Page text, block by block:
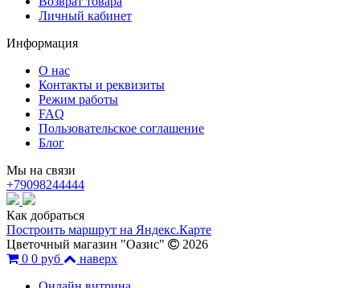
Личный кабинет
Информация
О нас
Контакты и реквизиты
Режим работы
FAQ
Пользовательское соглашение
Блог
Мы на связи
+79098244444
Как добраться
Построить маршрут на Яндекс.Карте
Цветочный магазин "Оазис"
2026
0 0 руб
наверх